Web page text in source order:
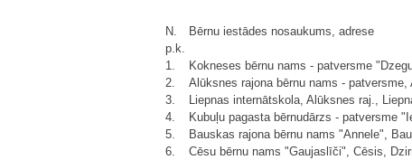
N. Bērnu iestādes nosaukums, adrese
p.k.
1.
Kokneses bērnu nams - patversme
2.
Alūksnes rajona bērnu nams -
3.
Liepnas internātskola, Alūksnes raj.,
4.
Kubuļu pagasta bērnudārzs - patversme
5.
Bauskas rajona bērnu nams "Annele",
6.
Cēsu bērnu nams "Gaujaslīči", Cēsis,